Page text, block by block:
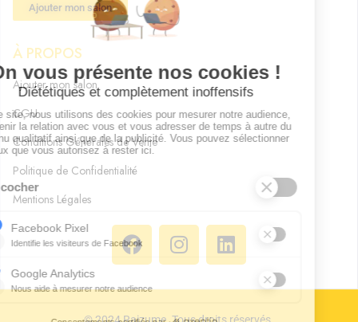
Ajouter mon salon
À PROPOS
Ajouter mon salon
CGU
Conditions Générales de Vente
Politique de Confidentialité
Mentions Légales
© 2024 Raizume. Tous droits réservés.